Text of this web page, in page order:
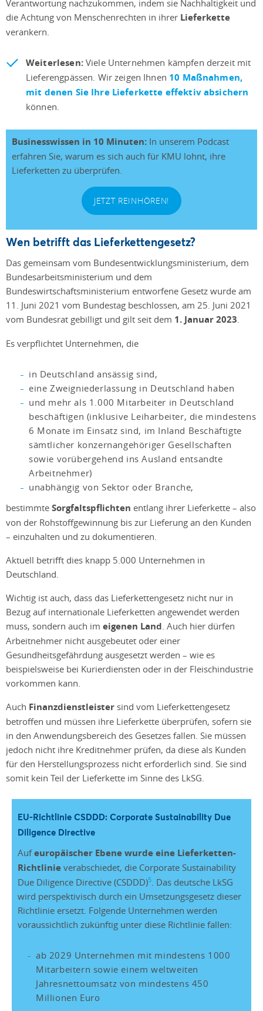
Verantwortung nachzukommen, indem sie Nachhaltigkeit und
die Achtung von Menschenrechten in ihrer Lieferkette
verankern.
Weiterlesen:Viele Unternehmen kämpfen derzeit mit
Lieferengpässen. Wir zeigen Ihnen 10 Maßnahmen,
mit denen Sie Ihre Lieferkette effektiv absichern
können.
Businesswissen in 10 Minuten: In unserem Podcast
erfahren Sie, warum es sich auch für KMU lohnt, ihre
Lieferketten zu überprüfen.
JETZT REINHÖREN!
Wen betrifft das Lieferkettengesetz?
Das gemeinsam vom Bundesentwicklungsministerium, dem
Bundesarbeitsministerium und dem
Bundeswirtschaftsministerium entworfene Gesetz wurde am
11. Juni 2021 vom Bundestag beschlossen, am 25. Juni 2021
vom Bundesrat gebilligt und gilt seit dem 1. Januar 2023
Es verpflichtet Unternehmen, die
in Deutschland ansässig sind,
eine Zweigniederlassung in Deutschland haben
und mehr als 1.000 Mitarbeiter in Deutschland
beschäftigen (inklusive Leiharbeiter, die mindestens
6 Monate im Einsatz sind, im Inland Beschäftigte
sämtlicher konzernangehöriger Gesellschaften
sowie vorübergehend ins Ausland entsandte
Arbeitnehmer)
unabhängig von Sektor oder Branche,
bestimmte Sorgfaltspflichten entlang ihrer Lieferkette – also
von der Rohstoffgewinnung bis zur Lieferung an den Kunden
– einzuhalten und zu dokumentieren.
Aktuell betrifft dies knapp 5.000 Unternehmen in
Deutschland.
Wichtig ist auch, dass das Lieferkettengesetz nicht nur in
Bezug auf internationale Lieferketten angewendet werden
muss, sondern auch im eigenen Land . Auch hier dürfen
Arbeitnehmer nicht ausgebeutet oder einer
Gesundheitsgefährdung ausgesetzt werden – wie es
beispielsweise bei Kurierdiensten oder in der Fleischindustrie
vorkommen kann.
Auch Finanzdienstleister sind vom Lieferkettengesetz
betroffen und müssen ihre Lieferkette überprüfen, sofern sie
in den Anwendungsbereich des Gesetzes fallen. Sie müssen
jedoch nicht ihre Kreditnehmer prüfen, da diese als Kunden
für den Herstellungsprozess nicht erforderlich sind. Sie sind
somit kein Teil der Lieferkette im Sinne des LkSG.
EU-Richtlinie CSDDD: Corporate Sustainability Due
Diligence Directive
Aufeuropäischer Ebene wurde eine Lieferketten-
Richtlinie verabschiedet, die Corporate Sustainability
Due Diligence Directive (CSDDD)5 . Das deutsche LkSG
wird perspektivisch durch ein Umsetzungsgesetz dieser
Richtlinie ersetzt. Folgende Unternehmen werden
voraussichtlich zukünftig unter diese Richtlinie fallen:
ab 2029 Unternehmen mit mindestens 1000
Mitarbeitern sowie einem weltweiten
Jahresnettoumsatz von mindestens 450
Millionen Euro